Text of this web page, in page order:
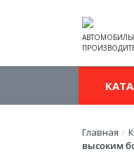
Главная /
высоким